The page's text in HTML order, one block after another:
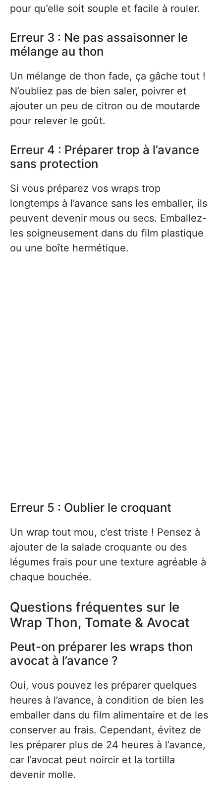
pour qu’elle soit souple et facile à rouler.
Erreur 3 : Ne pas assaisonner le
mélange au thon
Un mélange de thon fade, ça gâche tout !
N’oubliez pas de bien saler, poivrer et
ajouter un peu de citron ou de moutarde
pour relever le goût.
Erreur 4 : Préparer trop à l’avance
sans protection
Si vous préparez vos wraps trop
longtemps à l’avance sans les emballer, ils
peuvent devenir mous ou secs. Emballez-
les soigneusement dans du film plastique
ou une boîte hermétique.
Erreur 5 : Oublier le croquant
Un wrap tout mou, c’est triste ! Pensez à
ajouter de la salade croquante ou des
légumes frais pour une texture agréable à
chaque bouchée.
Questions fréquentes sur le
Wrap Thon, Tomate & Avocat
Peut-on préparer les wraps thon
avocat à l’avance ?
Oui, vous pouvez les préparer quelques
heures à l’avance, à condition de bien les
emballer dans du film alimentaire et de les
conserver au frais. Cependant, évitez de
les préparer plus de 24 heures à l’avance,
car l’avocat peut noircir et la tortilla
devenir molle.